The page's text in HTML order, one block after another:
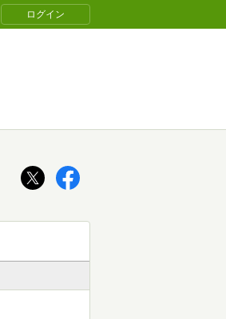
ログイン